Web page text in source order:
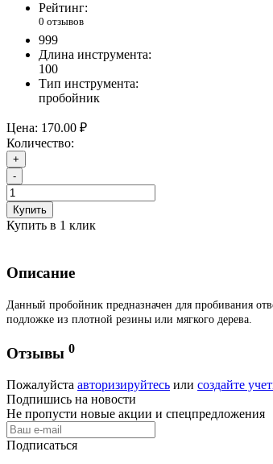
Рейтинг:
0 отзывов
999
Длина инструмента:
100
Тип инструмента:
пробойник
Цена: 170.00 ₽
Количество:
+
-
Купить
Купить в 1 клик
Описание
Данный пробойник предназначен для пробивания
подложке из плотной резины или мягкого дерева.
Отзывы 0
Пожалуйста авторизируйтесь или создайте
Подпишись на новости
Не пропусти новые акции и спецпредложения
Подписаться